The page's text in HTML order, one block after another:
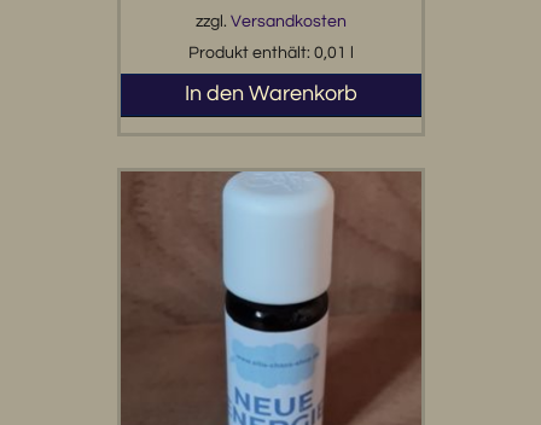
zzgl. Versandkosten
Produkt enthält: 0,01
In den Warenkorb